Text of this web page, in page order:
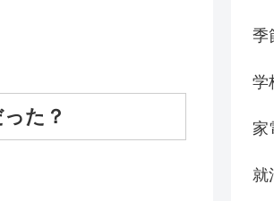
た？
季
学
家
就